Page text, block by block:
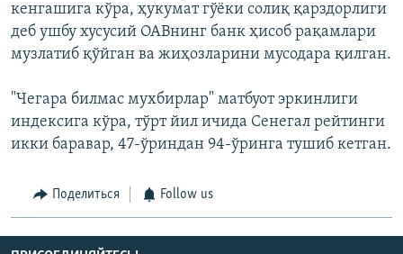
кенгашига кўра, ҳукумат гўёки солиқ қарздорлиги
деб ушбу хусусий ОАВнинг банк ҳисоб рақамлари
музлатиб қўйган ва жиҳозларини мусодара қилган.
"Чегара билмас мухбирлар" матбуот эркинлиги
индексига кўра, тўрт йил ичида Сенегал рейтинги
икки баравар, 47-ўриндан 94-ўринга тушиб кетган.
Поделиться Follow us